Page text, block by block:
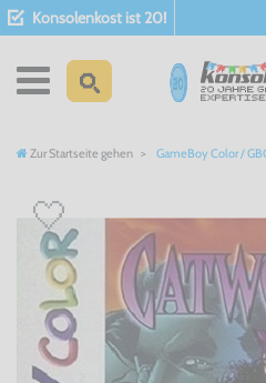
Konsolenkost ist 20!
Zur Startseite gehen GameBoy Color /